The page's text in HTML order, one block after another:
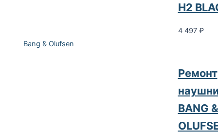
Bang & Olufsen
H2
4 497 ₽
Ремонт
BANG &